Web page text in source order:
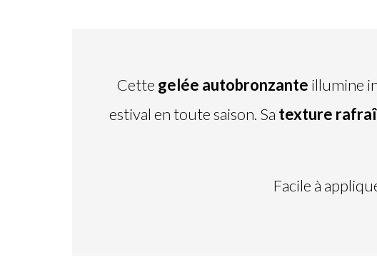
Cette gelée autobronzante illumine
estival en toute saison. Sa texture
Facile à